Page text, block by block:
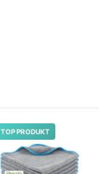
TOP PRODUKT